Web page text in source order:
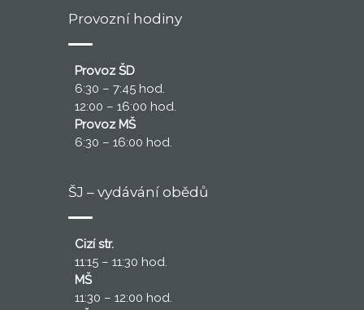
Provozní hodiny
Provoz ŠD
6:30 – 7:45 hod.
12:00 – 16:00 hod.
Provoz MŠ
6:30 – 16:00 hod.
ŠJ – vydávání obědů
Cizí str.
11:15 – 11:30 hod.
MŠ
11:30 – 12:00 hod.